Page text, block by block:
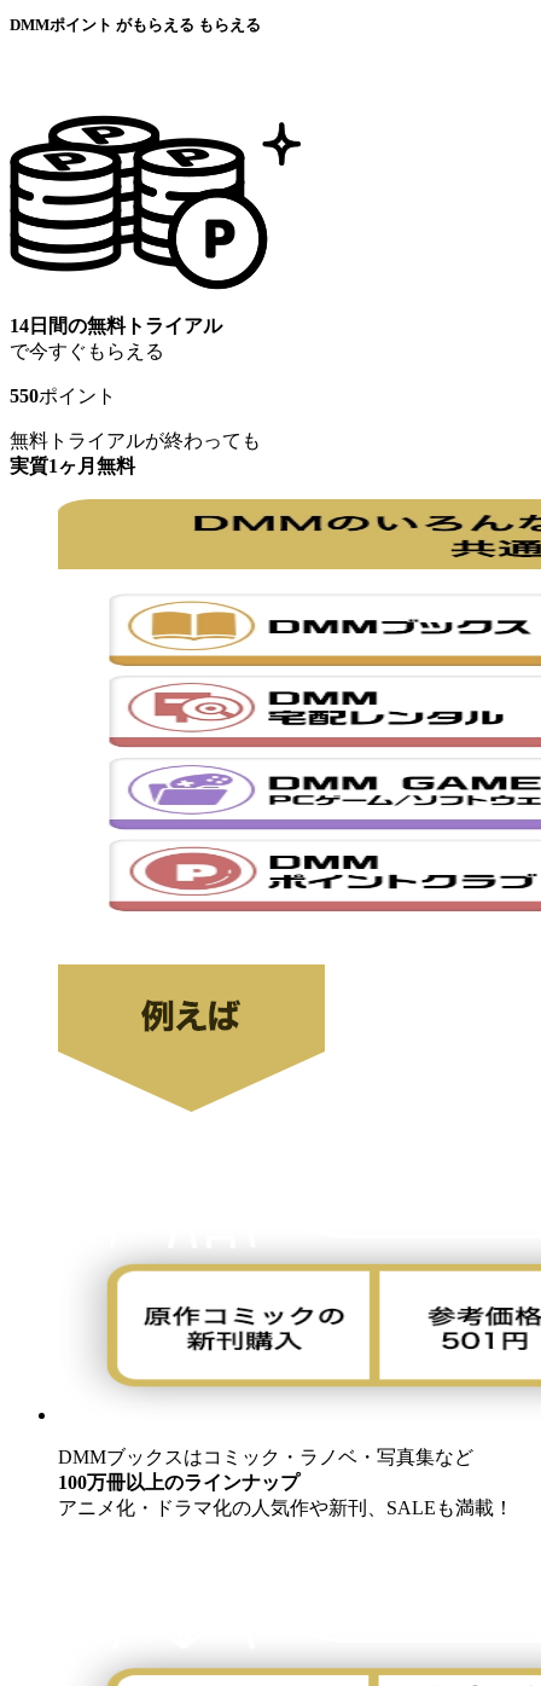
DMMポイント がもらえる もらえる
14日間の無料トライアル
で今すぐもらえる
550ポイント
無料トライアルが終わっても
実質1ヶ月無料
DMMブックスはコミック・ラノベ・写真集など
100万冊以上のラインナップ
アニメ化・ドラマ化の人気作や新刊、SALEも満載！